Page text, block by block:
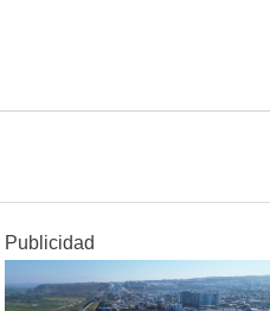
Publicidad